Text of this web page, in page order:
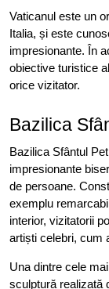
Vaticanul este un
Italia, și este
impresionante. În
obiective turistice
orice vizitator.
Bazilica
Bazilica Sfântul
impresionante
de persoane.
exemplu
interior, vizitatorii
artiști celebri, cum
Una dintre cele
sculptură realizată